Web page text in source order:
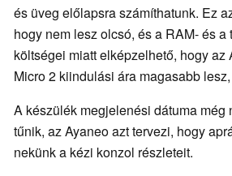
és üveg előlapsra számíthatunk. Ez
hogy nem lesz olcsó, és a RAM- és a
költségei miatt elképzelhető, hogy az
Micro 2 kiindulási ára magasabb
A készülék megjelenési dátuma még
tűnik, az Ayaneo azt tervezi, hogy
nekünk a kézi konzol részleteit.